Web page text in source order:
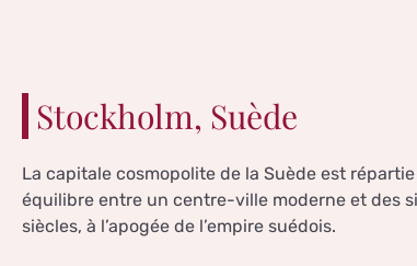
Stockholm, Suède
La capitale cosmopolite de la Suède est
équilibre entre un centre-ville moderne et des
siècles, à l’apogée de l’empire suédois.